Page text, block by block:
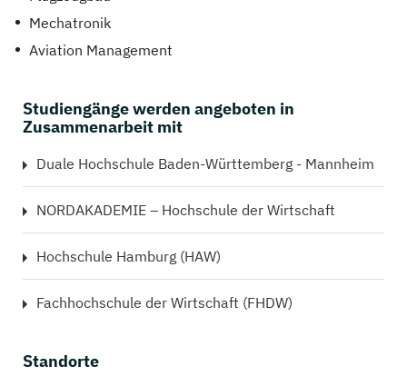
Mechatronik
Aviation Management
Studiengänge werden angeboten in
Zusammenarbeit mit
Duale Hochschule Baden-Württemberg - Mannheim
NORDAKADEMIE – Hochschule der Wirtschaft
Hochschule Hamburg (HAW)
Fachhochschule der Wirtschaft (FHDW)
Standorte